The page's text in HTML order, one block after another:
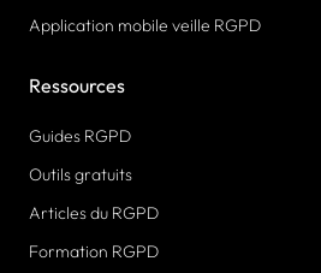
Application mobile veille RGPD
Ressources
Guides RGPD
Outils gratuits
Articles du RGPD
Formation RGPD